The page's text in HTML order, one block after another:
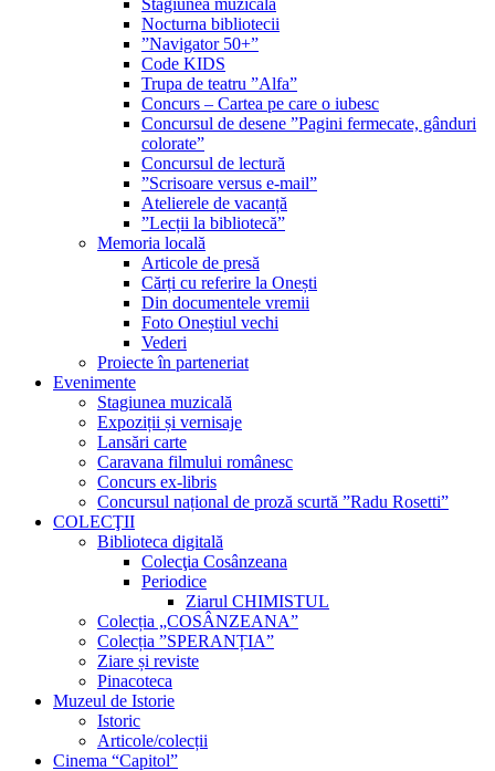
Nocturna bibliotecii
”Navigator 50+”
Code KIDS
Trupa de teatru ”Alfa”
Concurs – Cartea pe care o iubesc
Concursul de desene ”Pagini fermecate, gânduri
colorate”
Concursul de lectură
”Scrisoare versus e-mail”
Atelierele de vacanță
”Lecții la bibliotecă”
Memoria locală
Articole de presă
Cărți cu referire la Onești
Din documentele vremii
Foto Oneștiul vechi
Vederi
Proiecte în parteneriat
Evenimente
Stagiunea muzicală
Expoziții și vernisaje
Lansări carte
Caravana filmului românesc
Concurs ex-libris
Concursul național de proză scurtă ”Radu Rosetti”
COLECŢII
Biblioteca digitală
Colecţia Cosânzeana
Periodice
Ziarul CHIMISTUL
Colecția „COSÂNZEANA”
Colecția ”SPERANȚIA”
Ziare și reviste
Pinacoteca
Muzeul de Istorie
Istoric
Articole/colecții
Cinema “Capitol”